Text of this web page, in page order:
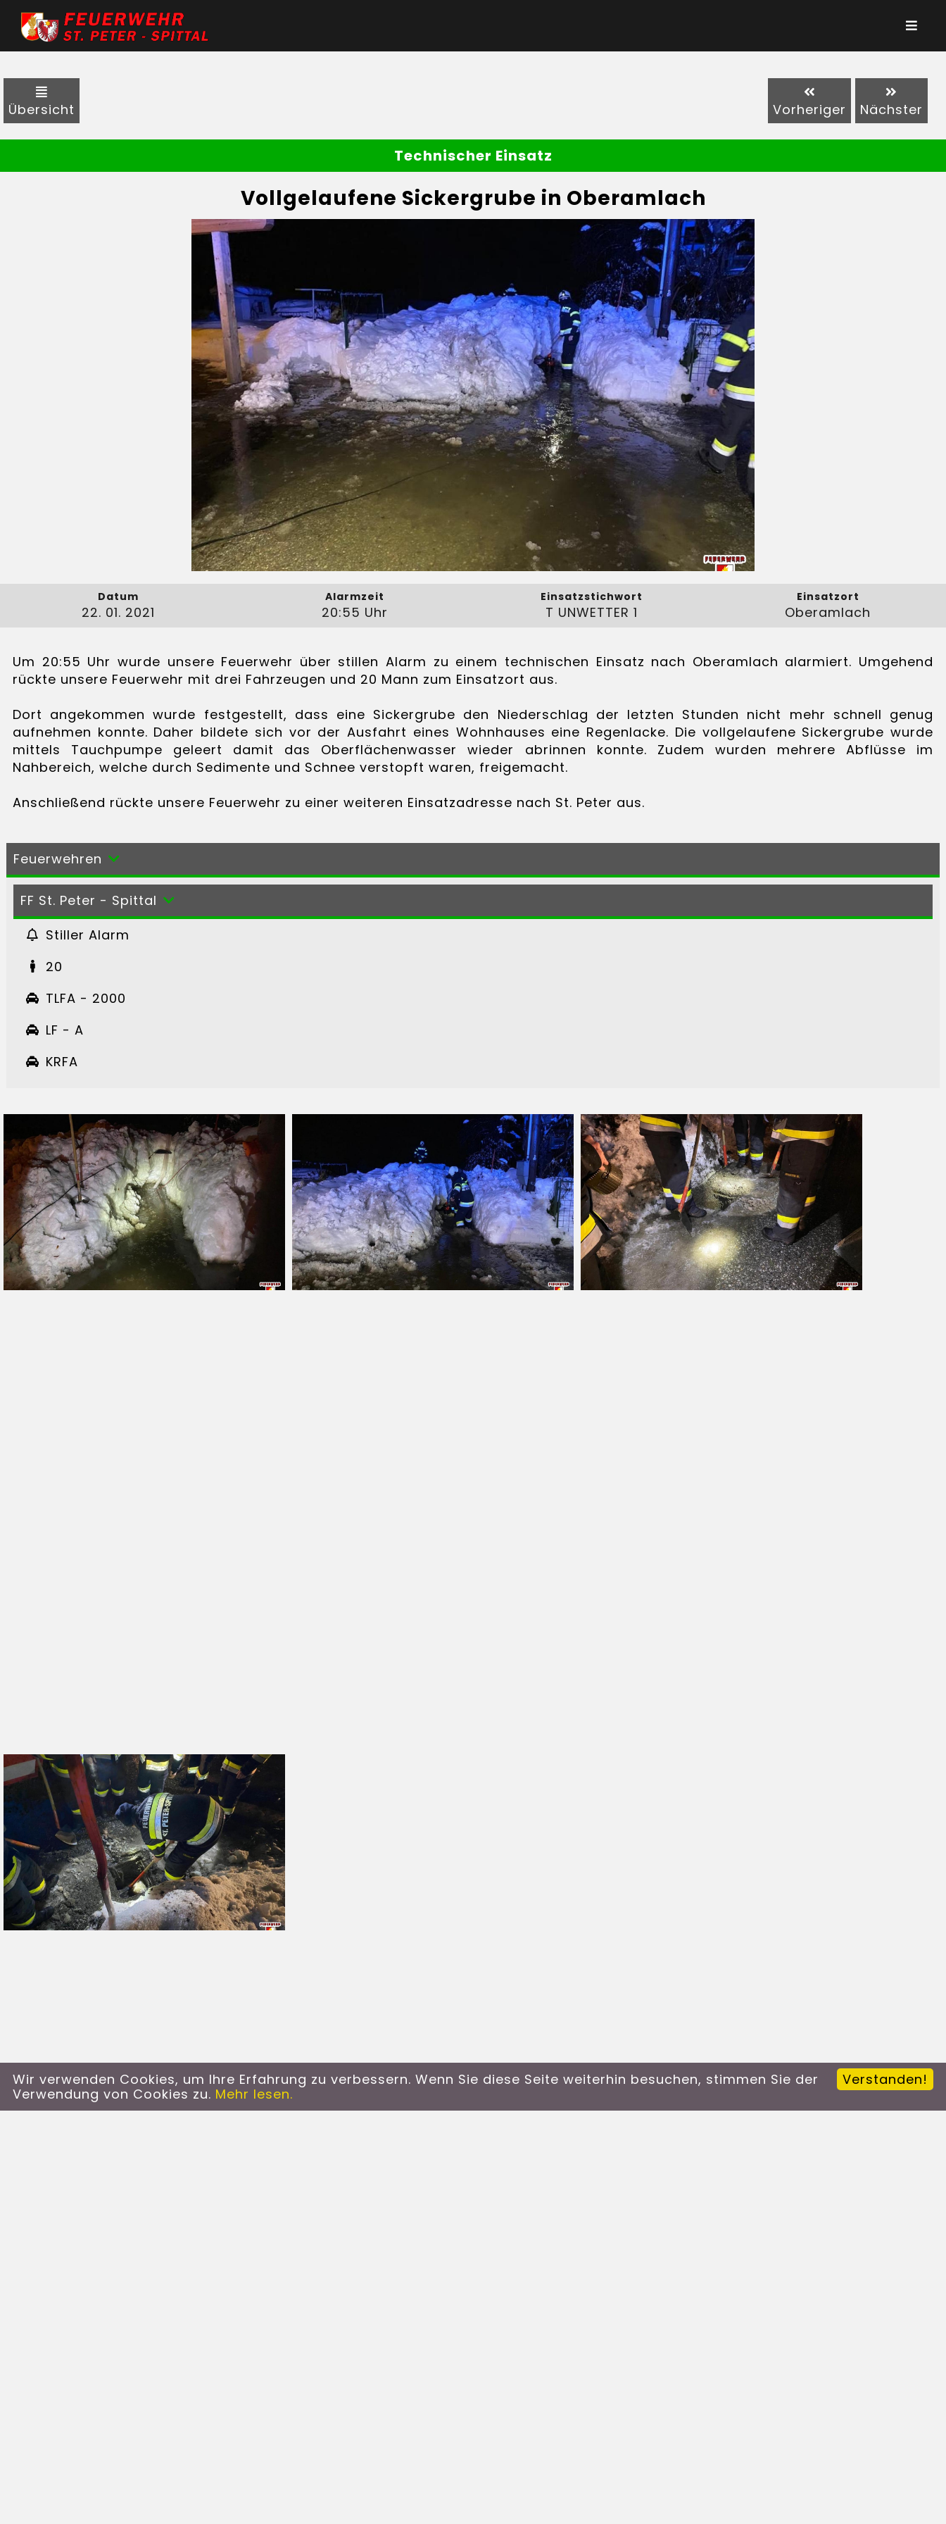
Übersicht Vorheriger Nächster
Technischer Einsatz
Vollgelaufene Sickergrube in Oberamlach
Datum
22. 01. 2021
Alarmzeit
20:55 Uhr
Einsatzstichwort
T UNWETTER 1
Einsatzort
Oberamlach
Um 20:55 Uhr wurde unsere Feuerwehr über stillen Alarm zu einem technischen Einsatz nach Oberamlach alarmiert. Umgehend
rückte unsere Feuerwehr mit drei Fahrzeugen und 20 Mann zum Einsatzort aus.
Dort angekommen wurde festgestellt, dass eine Sickergrube den Niederschlag der letzten Stunden nicht mehr schnell genug
aufnehmen konnte. Daher bildete sich vor der Ausfahrt eines Wohnhauses eine Regenlacke. Die vollgelaufene Sickergrube wurde
mittels Tauchpumpe geleert damit das Oberflächenwasser wieder abrinnen konnte. Zudem wurden mehrere Abflüsse im
Nahbereich, welche durch Sedimente und Schnee verstopft waren, freigemacht.
Anschließend rückte unsere Feuerwehr zu einer weiteren Einsatzadresse nach St. Peter aus.
Feuerwehren
FF St. Peter - Spittal
Stiller Alarm
20
TLFA - 2000
LF - A
KRFA
Verstanden!
Wir verwenden Cookies, um Ihre Erfahrung zu verbessern. Wenn Sie diese Seite weiterhin besuchen, stimmen Sie der
Verwendung von Cookies zu. Mehr lesen.